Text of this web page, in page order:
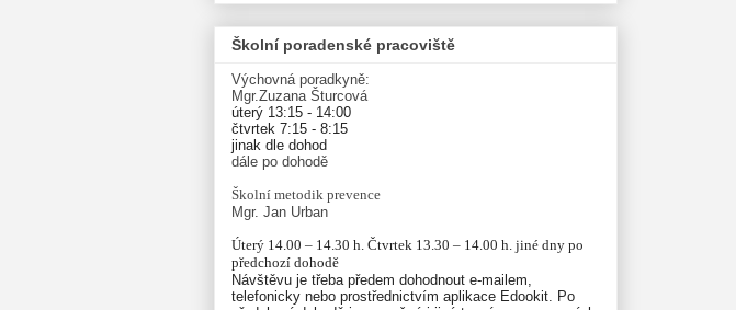
Školní poradenské pracoviště
Výchovná poradkyně:
Mgr.Zuzana Šturcová
úterý 13:15 - 14:00
čtvrtek 7:15 - 8:15
jinak dle dohod
dále po dohodě
Školní metodik prevence
Mgr. Jan Urban
Úterý 14.00 – 14.30 h. Čtvrtek 13.30 – 14.00 h. jiné dny po
předchozí dohodě
Návštěvu je třeba předem dohodnout e-mailem,
telefonicky nebo prostřednictvím aplikace Edookit. Po